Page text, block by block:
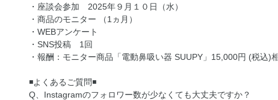
・座談会参加 2025年９月１０日（水）
・商品のモニター （1ヵ月）
・WEBアンケート
・SNS投稿 1回
・報酬：モニター商品「電動鼻吸い器 SUUPY」15,000円 (税込
◾️よくあるご質問◾️
Q、Instagramのフォロワー数が少なくても大丈夫ですか？